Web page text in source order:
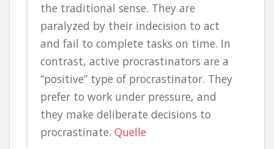
the traditional sense. They are
paralyzed by their indecision to act
and fail to complete tasks on time. In
contrast, active procrastinators are a
“positive” type of procrastinator. They
prefer to work under pressure, and
they make deliberate decisions to
procrastinate. Quelle